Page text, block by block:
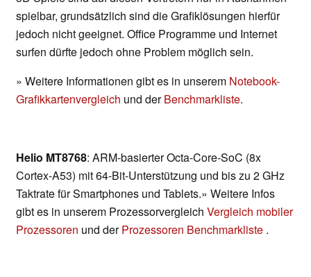
spielbar, grundsätzlich sind die Grafiklösungen hierfür
jedoch nicht geeignet. Office Programme und Internet
surfen dürfte jedoch ohne Problem möglich sein.
» Weitere Informationen gibt es in unserem Notebook-
Grafikkartenvergleich und derBenchmarkliste.
Helio MT8768: ARM-basierter Octa-Core-SoC (8x
Cortex-A53) mit 64-Bit-Unterstützung und bis zu 2 GHz
Taktrate für Smartphones und Tablets.» Weitere Infos
gibt es in unserem Prozessorvergleich Vergleich mobiler
Prozessoren und derProzessoren Benchmarkliste .